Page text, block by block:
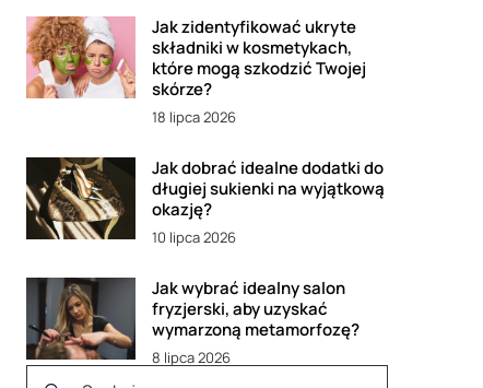
Jak zidentyfikować ukryte
składniki w kosmetykach,
które mogą szkodzić Twojej
skórze?
18 lipca 2026
Jak dobrać idealne dodatki do
długiej sukienki na wyjątkową
okazję?
10 lipca 2026
Jak wybrać idealny salon
fryzjerski, aby uzyskać
wymarzoną metamorfozę?
8 lipca 2026